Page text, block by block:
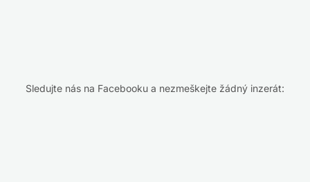
Sledujte nás na Facebooku a nezmeškejte žádný inzerát: